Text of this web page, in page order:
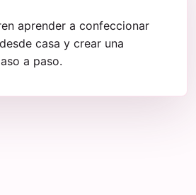
aprender a confeccionar
casa y crear una
a paso.